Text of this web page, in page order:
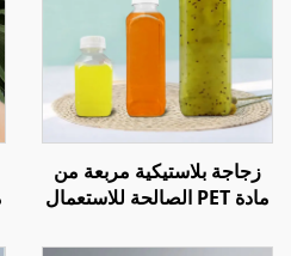
زجاجة بلاستيكية مربعة من
مادة PET الصالحة للاستعمال
12 أونصة و 16 أونصة لتعبئة